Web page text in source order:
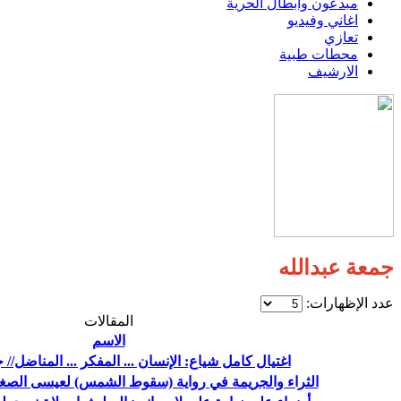
مبدعون وابطال الحرية
اغاني وفيديو
تعازي
محطات طبية
الارشيف
جمعة عبدالله
عدد الإظهارات:
المقالات
الاسم
اغتيال كامل شياع: الإنسان ... المفكر ... المناضل//
الثراء والجريمة في رواية (سقوط الشمس) لعيسى